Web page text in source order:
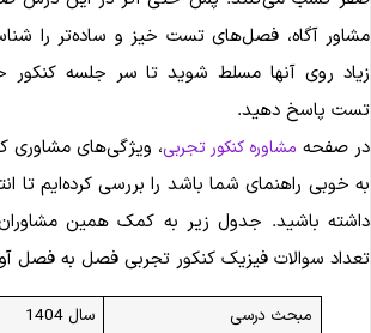
آگاه، فصل‌های تست خیز و ساده‌تر را
روی آنها مسلط شوید تا سر جلسه کنکور
پاسخ دهید.
صفحه مشاوره کنکور تجربی، ویژگی‌های مشاوری
خوبی راهنمای شما باشد را بررسی کرده‌ایم تا
باشید. جدول زیر به کمک همین
سوالات فیزیک کنکور تجربی فصل به فصل
مبحث درسی
سال 1404